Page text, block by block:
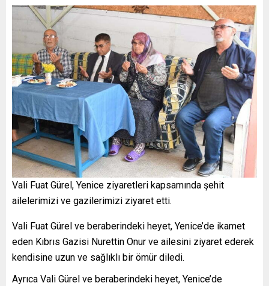
Vali Fuat Gürel, Yenice ziyaretleri kapsamında şehit
ailelerimizi ve gazilerimizi ziyaret etti.
Vali Fuat Gürel ve beraberindeki heyet, Yenice’de ikamet
eden Kıbrıs Gazisi Nurettin Onur ve ailesini ziyaret ederek
kendisine uzun ve sağlıklı bir ömür diledi.
Ayrıca Vali Gürel ve beraberindeki heyet, Yenice’de